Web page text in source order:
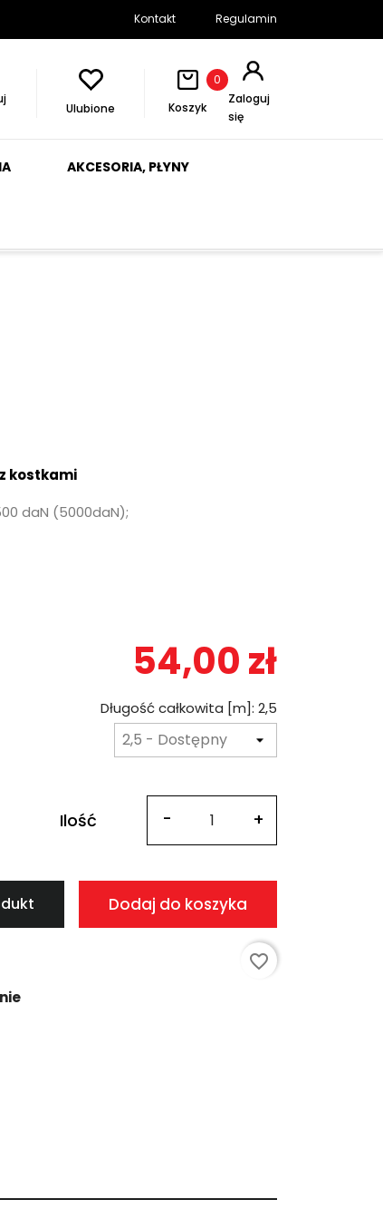
Kontakt Regulamin
Ulubione Koszyk
0
Zaloguj
się
AKCESORIA, PŁYNY
kostkami
daN (5000daN);
54,00 zł
Długość całkowita [m]: 2,5
Ilość
Dodaj do koszyka
favorite_border